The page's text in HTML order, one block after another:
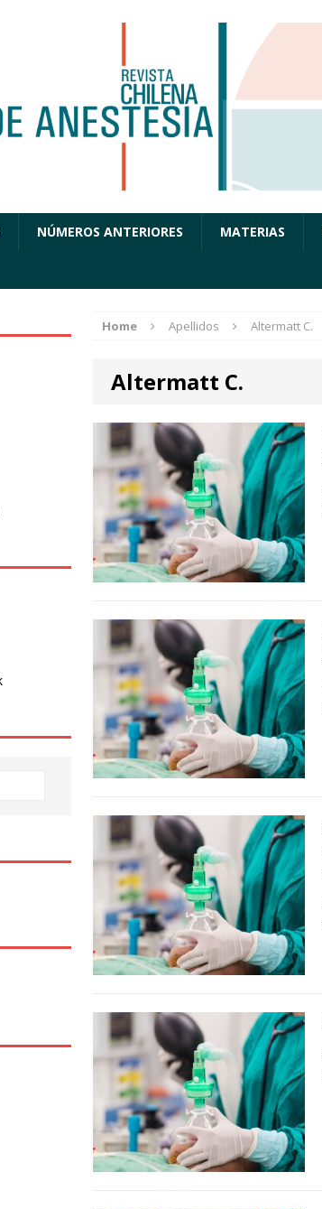
NÚMEROS ANTERIORES MATERIAS
Home Apellidos Altermatt C.
Altermatt C.